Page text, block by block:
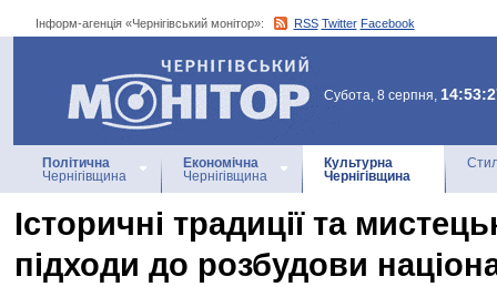
Інформ-агенція «Чернігівський монітор»: RSS Twitter Facebook
Інформ-агенція
«Чернігівський монітор»
Субота, 8 серпня,
Політична
Чернігівщина
Економічна
Чернігівщина
Культурна
Чернігівщина
Історичні традиції та
підходи до розбудови